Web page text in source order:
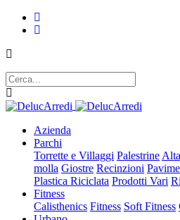
Azienda
Parchi
Torrette e Villaggi Palestrine
molla Giostre Recinzioni
Plastica Riciclata Prodotti Vari
Fitness
Calisthenics Fitness Soft Fitness